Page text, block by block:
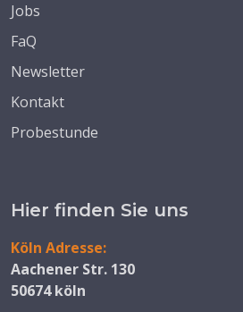
Jobs
FaQ
Newsletter
Kontakt
Probestunde
Hier finden Sie uns
Köln Adresse:
Aachener Str. 130
50674 köln